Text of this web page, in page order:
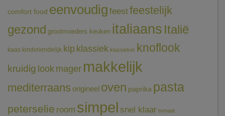
comfort food eenvoudig feestfeestelijk
gezond grootmoeders keuken italiaans Italië
kaas kindvriendelijk kip klassiek klassieker knoflook
kruidig look mager makkelijk
mediterraans origineel oven paprika pasta
peterselie room simpel snel klaar tomaat